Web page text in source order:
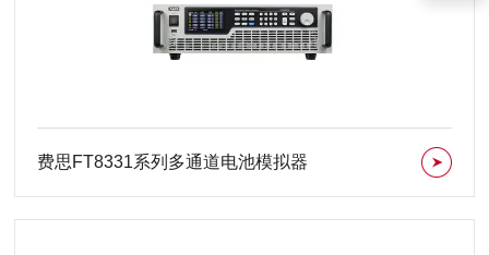
费思FT8331系列多通道电池模拟器